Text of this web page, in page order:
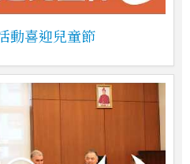
動喜迎兒童節